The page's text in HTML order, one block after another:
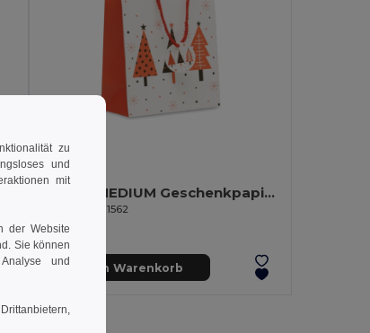
1,29 €
BOSSA MEDIUM Geschenkpapiertüte, medium
GiftRetail CX1562
In den Warenkorb
zu
und
mit
der Website
Sie können
und